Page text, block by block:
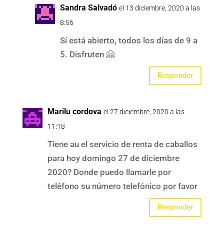
Sandra Salvadó el 13 diciembre, 2020 a las
8:56
Sí está abierto, todos los días de 9 a
5. Disfruten 🤗
Responder
Marilu cordova el 27 diciembre, 2020 a las
11:18
Tiene au el servicio de renta de caballos
para hoy domingo 27 de diciembre
2020? Donde puedo llamarle por
teléfono su número telefónico por favor
Responder